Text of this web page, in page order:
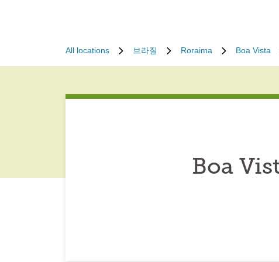
All locations 브라질 Roraima Boa Vista
Boa